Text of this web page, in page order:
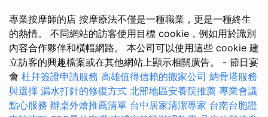
專業按摩師的店 按摩療法不僅是一種職業，更是一種終生
的熱情。 不同網站的訪客使用目標 cookie，例如用於識別
內容合作夥伴和橫幅網路。 本公司可以使用這些 cookie 建
立訪客的興趣檔案或在其他網站上顯示相關廣告。 - 節日宴
會 杜拜簽證申請服務 高雄值得信賴的搬家公司 納骨塔服務
與選擇 漏水打針的修復方式 北部地區安養院推薦 專業會議
點心服務 辦桌外燴推薦清單 台中居家清潔專家 台南台胞證